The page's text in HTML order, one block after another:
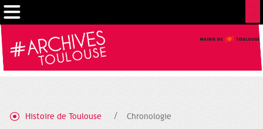
Histoire de Toulouse Chronologie
Cookies management panel